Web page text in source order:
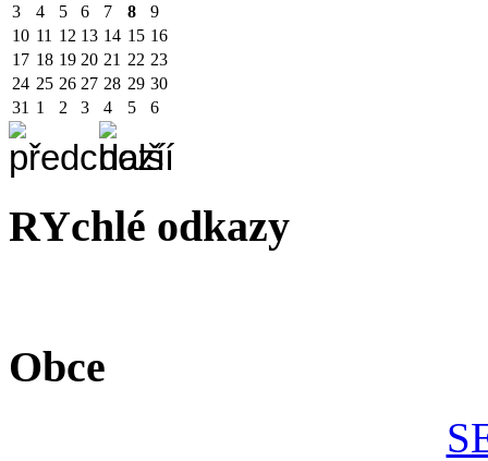
3
4 5 6 7 8
9
10 11 12 13 14 15 16
17 18 19 20 21 22 23
24 25 26 27 28 29 30
31 1 2 3 4 5 6
RYchlé odkazy
Obce